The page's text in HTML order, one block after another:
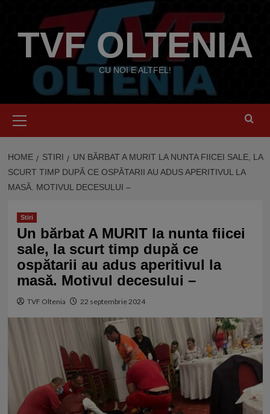
contentTVF OLTENIA
CU NOI E ALTFEL!
Menu
HOME STIRI
UN BĂRBAT A MURIT LA NUNTA FIICEI SALE, LA
SCURT TIMP DUPĂ CE OSPĂTARII AU ADUS APERITIVUL LA
MASĂ. MOTIVUL DECESULUI –
Stiri
Un bărbat A MURIT la nunta fiicei
sale, la scurt timp după ce
ospătarii au adus aperitivul la
masă. Motivul decesului –
TVF Oltenia 22 septembrie 2024